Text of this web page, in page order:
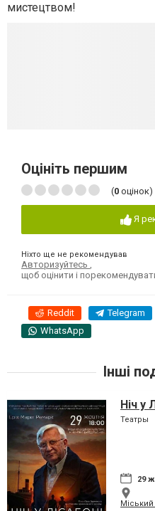
мистецтвом!
Оцініть першим
(0 оцінок)
Я
Ніхто ще не рекомендував
Авторизуйтесь
щоб оцінити і
Reddit Telegram
WhatsApp
Інші
Ніч у
Театры
29